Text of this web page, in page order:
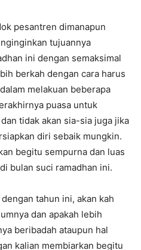
pesantren dimanapun
tujuannya
ini dengan semaksimal
berkah dengan cara harus
melakuan beberapa
puasa untuk
tidak akan sia-sia juga jika
diri sebaik mungkin.
begitu sempurna dan luas
bulan suci ramadhan ini.
tahun ini, akan kah
dan apakah lebih
beribadah ataupun hal
kalian membiarkan begitu